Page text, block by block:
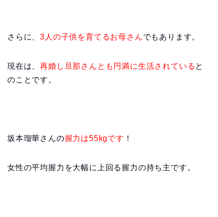
さらに、3人の子供を育てるお母さんでもあります。
現在は、再婚し旦那さんとも円満に生活されている と
のことです。
坂本瑠華さんの握力は55kgです ！
女性の平均握力を大幅に上回る握力の持ち主です。